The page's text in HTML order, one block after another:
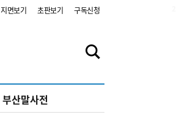
지면보기 초판보기 구독신청
부산말사전